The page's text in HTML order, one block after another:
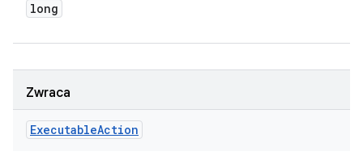
long
Zwraca
ExecutableAction